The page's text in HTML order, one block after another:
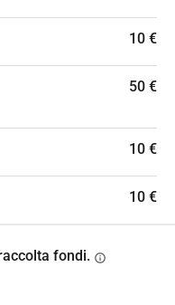
10 €
50 €
10 €
10 €
fondi. info